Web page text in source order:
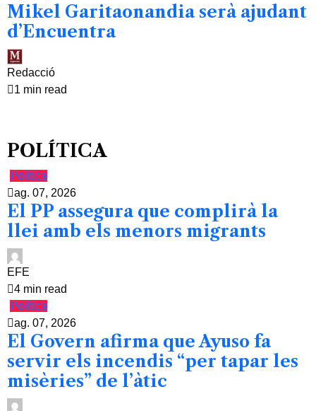
Mikel Garitaonandia serà ajudant
d’Encuentra
Redacció
1 min read
POLÍTICA
Política
ag. 07, 2026
El PP assegura que complirà la
llei amb els menors migrants
EFE
4 min read
Política
ag. 07, 2026
El Govern afirma que Ayuso fa
servir els incendis “per tapar les
misèries” de l’àtic